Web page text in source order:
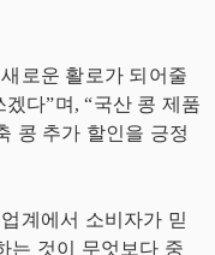
로운 활로가 되어줄
다”며, “국산 콩 제품
콩 추가 할인을 긍정
계에서 소비자가 믿
는 것이 무엇보다 중